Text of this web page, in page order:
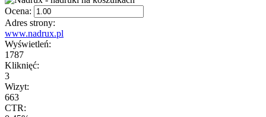
Ocena:
Adres strony:
www.nadrux.pl
Wyświetleń:
1787
Kliknięć:
3
Wizyt:
663
CTR: